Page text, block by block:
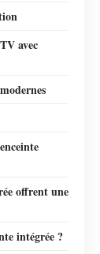
avec
offrent une
intégrée ?